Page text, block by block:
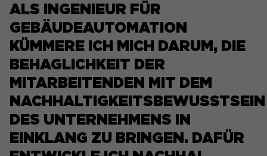
ALS INGENIEUR FÜR
GEBÄUDEAUTOMATION
KÜMMERE ICH MICH DARUM, DIE
BEHAGLICHKEIT DER
MITARBEITENDEN MIT DEM
NACHHALTIGKEITSBEWUSSTSEIN
DES UNTERNEHMENS IN
EINKLANG ZU BRINGEN. DAFÜR